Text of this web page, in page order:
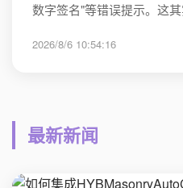
数字签名"等错误提示。这
2026/8/6 10:54:16
最新新闻